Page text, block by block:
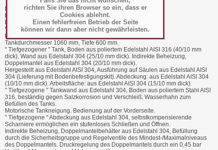
richten Sie ihren Browser so ein, dass er
Cookies ablehnt.
Einen fehlerfreien Betrieb der Seite
können wir dann aber nicht gewährleisten.
BTH 2050 x 1300 x 1200 mm
Volt : 400-3N 50Hz
Tankdurchmesser 1060 mm, Tiefe 600 mm.
" Tiefgezogener " Tank, Boden aus poliertem Edelstahl AISI 316 (40/10 mm
dick), Wand aus Edelstahl 304 (25/10 mm dick). Indirekte Beheizung,
Doppelmantel aus Edelstahl 304 (20/10 mm dick).
Hergestellt aus Edelstahl AISI 304, Ausführung auf Säulen aus Edelstahl AISI
304 (Lieferung mit Bodenbefestigungskit). Abdeckung: aus Edelstahl AISI 304
(10/10 mm dick). Arbeitsfläche: aus Edelstahl AISI 304 (15/10 mm dick).
" Tiefgezogene " Tankwand aus Edelstahl 304, Boden aus poliertem Stahl AISI
316, beständig gegen Salzkorrosion und Verschleiß. Wasserhahn zum
Befüllen des Tanks.
Motorische Tankneigung. Bedienung auf der Vorderseite.
" Tiefgezogene " Abdeckung aus Edelstahl 304, selbstkompensierende
Scharniere ermöglichen ein stufenloses Schließen und Öffnen.
Indirekte Beheizung, Doppelmantelbehälter aus Edelstahl 304, Befüllung
durch die Sicherheitsgruppe und Regelventile des Mindest-/Maximalniveaus
des Doppelmantels. Druckregelung des Doppelmantels durch ein 0,45 bar